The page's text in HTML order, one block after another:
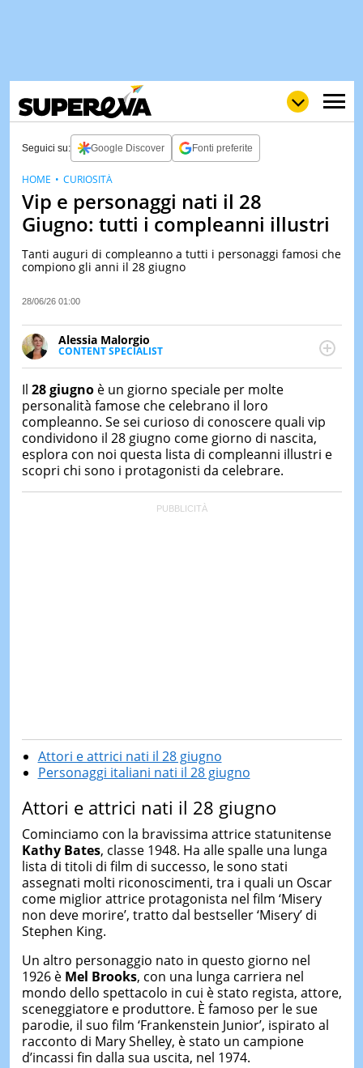
STORIE
VIDEO
& TV
QUIZ
&
DI
Seguici su: Google Discover Fonti preferite
Vip e personaggi nati il 28
Giugno: tutti i compleanni illustri
Tanti auguri di compleanno a tutti i personaggi famosi che
compiono gli anni il 28 giugno
28/06/26 01:00
Alessia Malorgio
CONTENT SPECIALIST
Ha conseguito un Master in Marketing Management
occupa della creazione di contenuti in ottica SEO e
dello sviluppo di strategie marketing attraverso
canali digitali.
HOME CURIOSITÀ
Il 28 giugnoè un giorno speciale per molte
personalità famose che celebrano il loro
compleanno. Se sei curioso di conoscere quali vip
condividono il 28 giugno come giorno di nascita,
esplora con noi questa lista di compleanni illustri e
scopri chi sono i protagonisti da celebrare.
Attori e attrici nati il 28 giugno
Personaggi italiani nati il 28 giugno
Attori e attrici nati il 28 giugno
Cominciamo con la bravissima attrice statunitense
Kathy Bates, classe 1948. Ha alle spalle una lunga
lista di titoli di film di successo, le sono stati
assegnati molti riconoscimenti, tra i quali un Oscar
come miglior attrice protagonista nel film ‘Misery
non deve morire’, tratto dal bestseller ‘Misery’ di
Stephen King.
Un altro personaggio nato in questo giorno nel
1926 è Mel Brooks, con una lunga carriera nel
mondo dello spettacolo in cui è stato regista, attore,
sceneggiatore e produttore. È famoso per le sue
parodie, il suo film ‘Frankenstein Junior’, ispirato al
racconto di Mary Shelley, è stato un campione
d’incassi fin dalla sua uscita, nel 1974.